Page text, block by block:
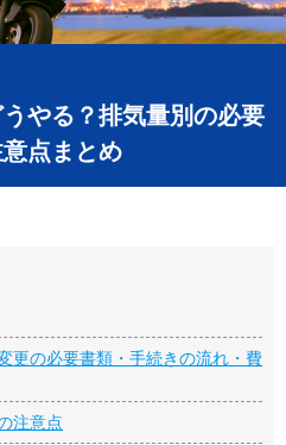
やる？排気量別の必要
点まとめ
更の必要書類・手続きの流れ・費
注意点